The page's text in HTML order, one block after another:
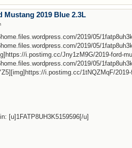
Mustang 2019 Blue 2.3L
2019/05/
2019/05/
i.postimg.cc/Jny1zM9G/2019-ford-
2019/05/
i.postimg.cc/1tNQZMqF/
[u]1FATP8UH3K5159596[/u]